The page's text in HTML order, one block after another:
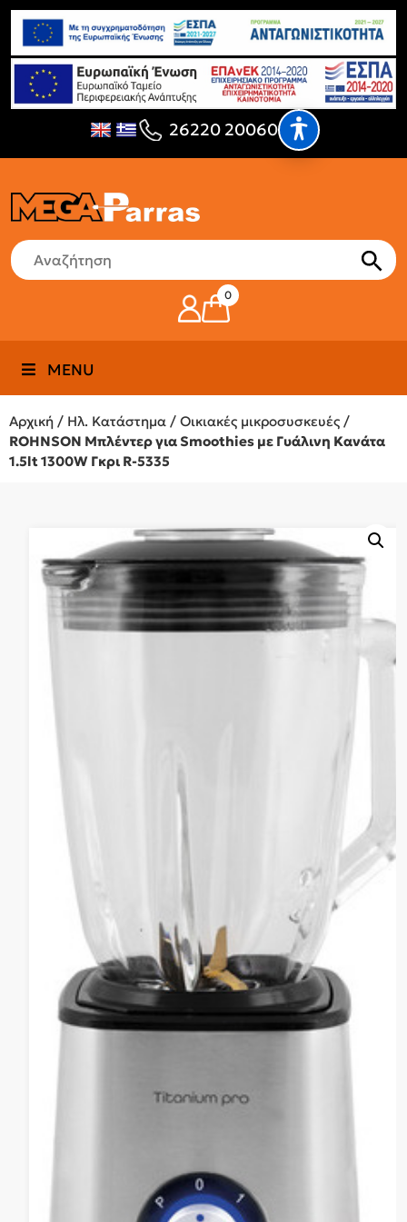
26220 20060
0
MENU
Αρχική / Ηλ. Κατάστημα / Οικιακές μικροσυσκευές /
ROHNSON Μπλέντερ για Smoothies με Γυάλινη Κανάτα
1.5lt 1300W Γκρι R-5335